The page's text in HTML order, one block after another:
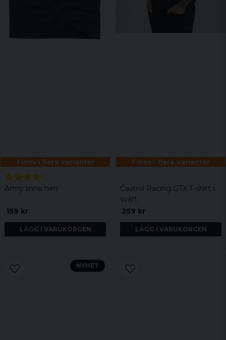
Finns i flera varianter
Army linne herr
159 kr
LÄGG I VARUKORGEN
Finns i flera varianter
Castrol Racing GTX T-shirt i
svart
259 kr
LÄGG I VARUKORGEN
NYHET